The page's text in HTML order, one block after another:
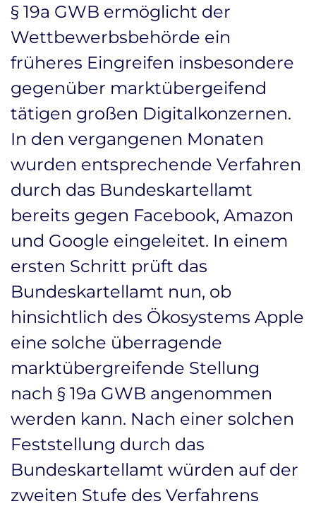
§ 19a GWB ermöglicht der
Wettbewerbsbehörde ein
früheres Eingreifen insbesondere
gegenüber marktübergeifend
tätigen großen Digitalkonzernen.
In den vergangenen Monaten
wurden entsprechende Verfahren
durch das Bundeskartellamt
bereits gegen Facebook, Amazon
und Google eingeleitet. In einem
ersten Schritt prüft das
Bundeskartellamt nun, ob
hinsichtlich des Ökosystems Apple
eine solche überragende
marktübergreifende Stellung
nach § 19a GWB angenommen
werden kann. Nach einer solchen
Feststellung durch das
Bundeskartellamt würden auf der
zweiten Stufe des Verfahrens